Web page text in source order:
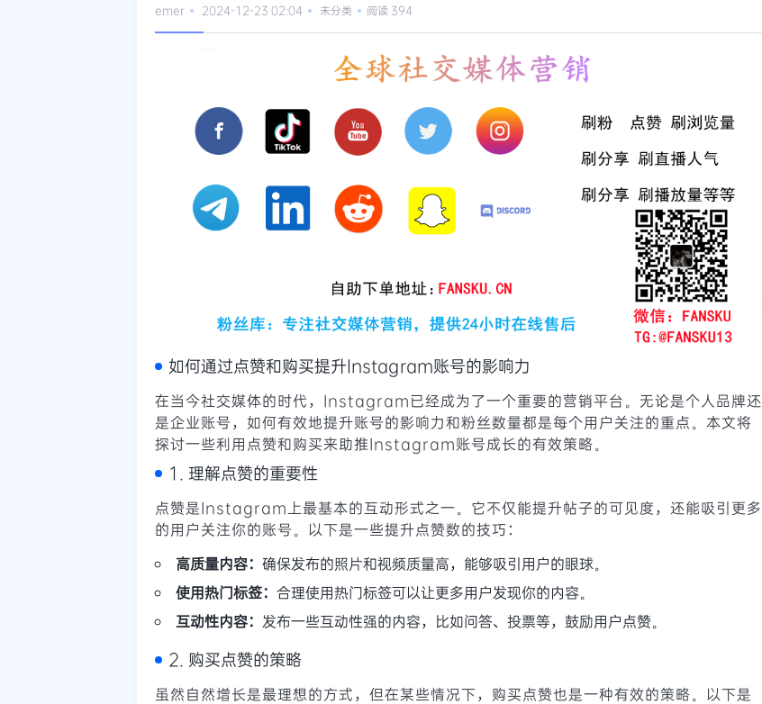
emer 2024-12-23 02:04 未分类 阅读 394
如何通过点赞和购买提升Instagram账号的影响力
在当今社交媒体的时代，Instagram已经成为了一个重要的营销平台。无论是个人品牌还
是企业账号，如何有效地提升账号的影响力和粉丝数量都是每个用户关注的重点。本文将
探讨一些利用点赞和购买来助推Instagram账号成长的有效策略。
1. 理解点赞的重要性
点赞是Instagram上最基本的互动形式之一。它不仅能提升帖子的可见度，还能吸引更多
的用户关注你的账号。以下是一些提升点赞数的技巧：
高质量内容： 确保发布的照片和视频质量高，能够吸引用户的眼球。
使用热门标签： 合理使用热门标签可以让更多用户发现你的内容。
互动性内容： 发布一些互动性强的内容，比如问答、投票等，鼓励用户点赞。
2. 购买点赞的策略
虽然自然增长是最理想的方式，但在某些情况下，购买点赞也是一种有效的策略。以下是